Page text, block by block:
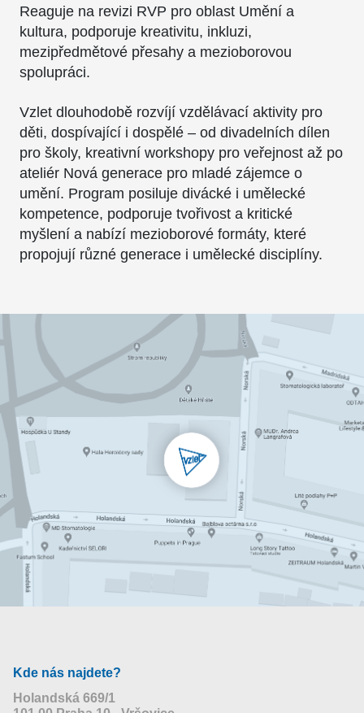
Reaguje na revizi RVP pro oblast Umění a
kultura, podporuje kreativitu, inkluzi,
mezipředmětové přesahy a mezioborovou
spolupráci.
Vzlet dlouhodobě rozvíjí vzdělávací aktivity pro
děti, dospívající i dospělé – od divadelních dílen
pro školy, kreativní workshopy pro veřejnost až po
ateliér Nová generace pro mladé zájemce o
umění. Program posiluje divácké i umělecké
kompetence, podporuje tvořivost a kritické
myšlení a nabízí mezioborové formáty, které
propojují různé generace i umělecké disciplíny.
Kde nás najdete?
Holandská 669/1